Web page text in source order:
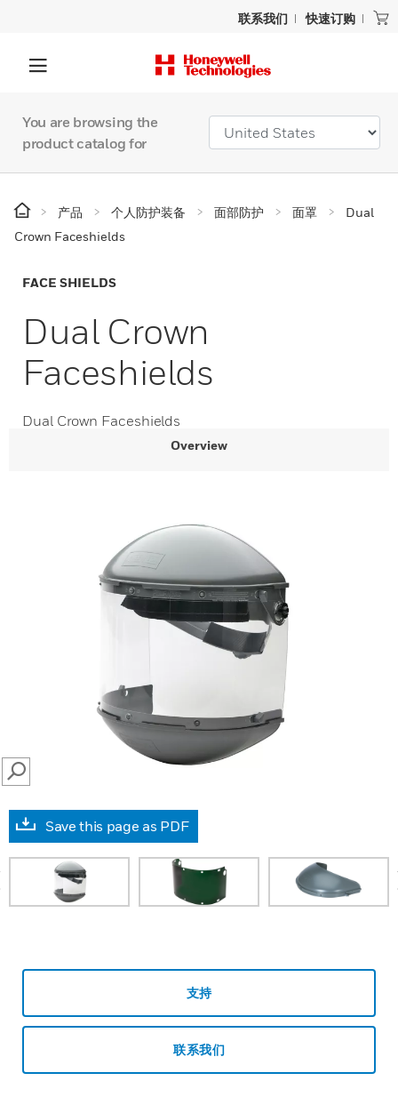
联系我们 快速订购
You are browsing the
product catalog for
产品 个人防护装备 面部防护 面罩
Dual
Crown Faceshields
FACE SHIELDS
Dual Crown
Faceshields
Dual Crown Faceshields
Overview
SEARCH
Save this page as PDF
支持
联系我们